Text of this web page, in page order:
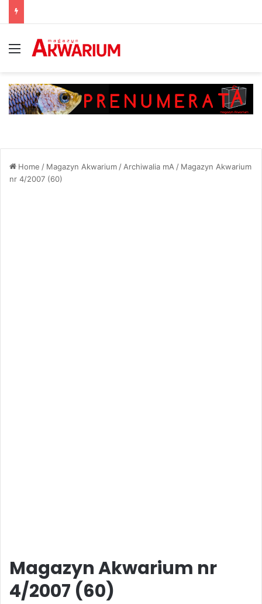
Menu
Home / Magazyn Akwarium/Archiwalia mA/ Magazyn Akwarium
nr 4/2007 (60)
Magazyn Akwarium nr
4/2007 (60)